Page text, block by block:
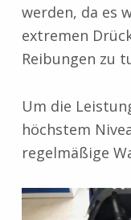
werden, da es
extremen
Reibungen zu
Um die
höchstem
regelmäßige